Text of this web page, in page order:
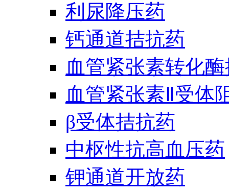
利尿降压药
钙通道拮抗药
血管紧张素转化
血管紧张素Ⅱ受体
β受体拮抗药
中枢性抗高血压药
钾通道开放药